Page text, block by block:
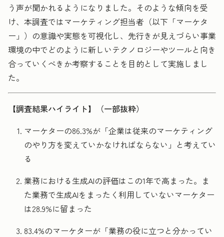
う声が聞かれるようになりました。そのような傾向を受
け、本調査ではマーケティング担当者（以下「マーケタ
ー」）の意識や実態を可視化し、先行きが見えづらい事業
環境の中でどのように新しいテクノロジーやツールと向き
合っていくべきか考察することを目的として実施しまし
た。
【調査結果ハイライト】（一部抜粋）
マーケターの86.3%が「企業は従来のマーケティング
のやり方を変えていかなければならない」と考えてい
る
業務における生成AIの評価はこの1年で高まった。ま
た業務で生成AIをまったく利用していないマーケター
は28.9%に留まった
83.4%のマーケターが「業務の役に立つと分かってい